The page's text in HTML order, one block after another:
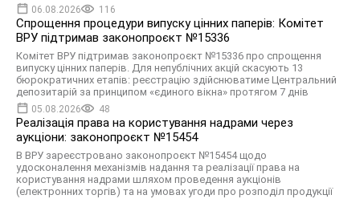
06.08.2026 116
Спрощення процедури випуску цінних паперів: Комітет
ВРУ підтримав законопроєкт №15336
Комітет ВРУ підтримав законопроєкт №15336 про спрощення
випуску цінних паперів. Для непублічних акцій скасують 13
бюрократичних етапів: реєстрацію здійснюватиме Центральний
депозитарій за принципом «єдиного вікна» протягом 7 днів
05.08.2026 48
Реалізація права на користування надрами через
аукціони: законопроєкт №15454
В ВРУ зареєстровано законопроєкт №15454 щодо
удосконалення механізмів надання та реалізації права на
користування надрами шляхом проведення аукціонів
(електронних торгів) та на умовах угоди про розподіл продукції